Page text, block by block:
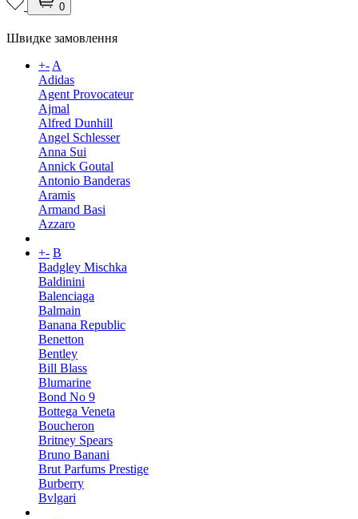
0
Швидке замовлення
+-A
Adidas
Agent Provocateur
Ajmal
Alfred Dunhill
Angel Schlesser
Anna Sui
Annick Goutal
Antonio Banderas
Aramis
Armand Basi
Azzaro
+- B
Badgley Mischka
Baldinini
Balenciaga
Balmain
Banana Republic
Benetton
Bentley
Bill Blass
Blumarine
Bond No 9
Bottega Veneta
Boucheron
Britney Spears
Bruno Banani
Brut Parfums Prestige
Burberry
Bvlgari